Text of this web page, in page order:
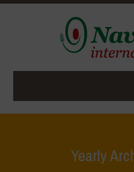
Yearly